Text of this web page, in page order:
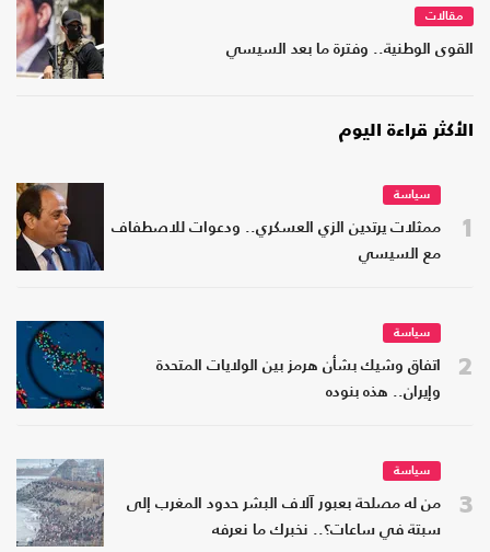
مقالات
القوى الوطنية.. وفترة ما بعد السيسي
الأكثر قراءة اليوم
1
سياسة
ممثلات يرتدين الزي العسكري.. ودعوات للاصطفاف
مع السيسي
2
سياسة
اتفاق وشيك بشأن هرمز بين الولايات المتحدة
وإيران.. هذه بنوده
3
سياسة
من له مصلحة بعبور آلاف البشر حدود المغرب إلى
سبتة في ساعات؟.. نخبرك ما نعرفه